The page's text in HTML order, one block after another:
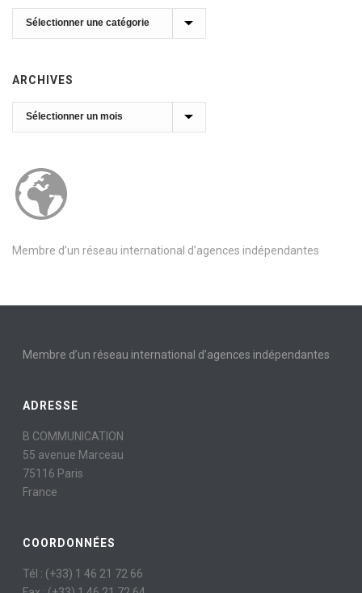
Catégories
ARCHIVES
Archives
Membre d’un réseau international d’agences indépendantes
Membre d’un réseau international d’agences indépendantes
ADRESSE
B COMMUNICATION
55 avenue Marceau
75116 Paris
France
COORDONNÉES
Tél : (+33) 1 46 21 72 66